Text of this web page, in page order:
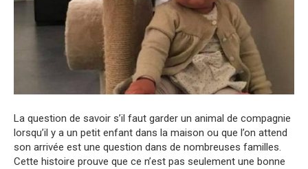
La question de savoir s’il faut garder un animal de compagnie
lorsqu’il y a un petit enfant dans la maison ou que l’on attend
son arrivée est une question dans de nombreuses familles.
Cette histoire prouve que ce n’est pas seulement une bonne